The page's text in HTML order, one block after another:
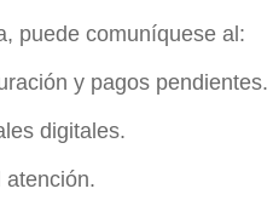
puede comuníquese al:
y pagos pendientes.
digitales.
atención.